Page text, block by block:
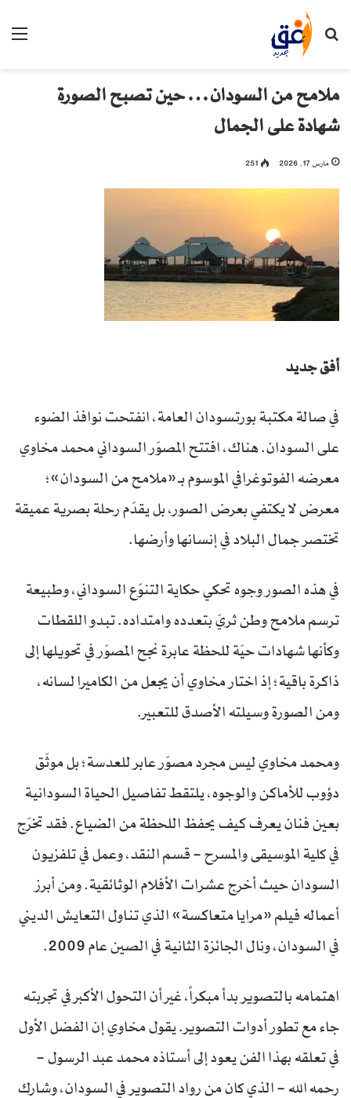
بحث عن
ملامح من السودان… حين تصبح الصورة
شهادة على الجمال
مارس 17, 2026 251
أفق جديد
في صالة مكتبة بورتسودان العامة، انفتحت نوافذ الضوء
على السودان. هناك، افتتح المصوّر السوداني محمد مخاوي
معرضه الفوتوغرافي الموسوم بـ «ملامح من السودان»؛
معرض لا يكتفي بعرض الصور، بل يقدّم رحلة بصرية عميقة
تختصر جمال البلاد في إنسانها وأرضها.
في هذه الصور وجوه تحكي حكاية التنوّع السوداني، وطبيعة
ترسم ملامح وطن ثريّ بتعدده وامتداده. تبدو اللقطات
وكأنها شهادات حيّة للحظة عابرة نجح المصوّر في تحويلها إلى
ذاكرة باقية؛ إذ اختار مخاوي أن يجعل من الكاميرا لسانه،
ومن الصورة وسيلته الأصدق للتعبير.
ومحمد مخاوي ليس مجرد مصوّر عابر للعدسة؛ بل موثّق
دؤوب للأماكن والوجوه، يلتقط تفاصيل الحياة السودانية
بعين فنان يعرف كيف يحفظ اللحظة من الضياع. فقد تخرّج
في كلية الموسيقى والمسرح – قسم النقد، وعمل في تلفزيون
السودان حيث أخرج عشرات الأفلام الوثائقية. ومن أبرز
أعماله فيلم «مرايا متعاكسة» الذي تناول التعايش الديني
في السودان، ونال الجائزة الثانية في الصين عام 2009.
اهتمامه بالتصوير بدأ مبكراً، غير أن التحول الأكبر في تجربته
جاء مع تطور أدوات التصوير. يقول مخاوي إن الفضل الأول
في تعلقه بهذا الفن يعود إلى أستاذه محمد عبد الرسول –
رحمه الله – الذي كان من رواد التصوير في السودان، وشارك